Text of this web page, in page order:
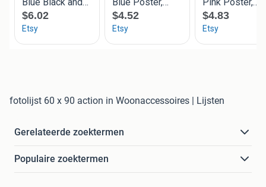
fotolijst 60 x 90 action in Woonaccessoires | Lijsten
Gerelateerde zoektermen
Populaire zoektermen